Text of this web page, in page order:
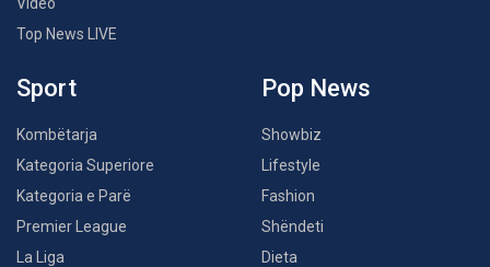
Top News LIVE
Sport
Kombëtarja
Kategoria Superiore
Kategoria e Parë
Premier League
La Liga
Pop News
Showbiz
Lifestyle
Fashion
Shëndeti
Dieta